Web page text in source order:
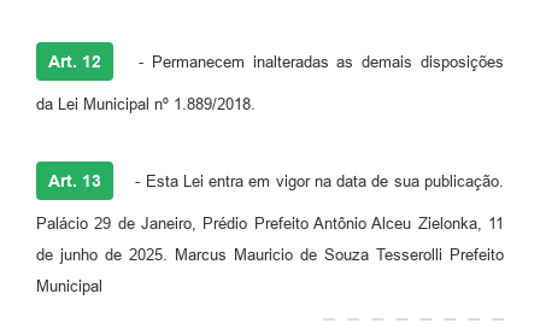
Art. 12 - Permanecem inalteradas as demais disposições
da Lei Municipal nº 1.889/2018.
Art. 13 - Esta Lei entra em vigor na data de sua publicação.
Palácio 29 de Janeiro, Prédio Prefeito Antônio Alceu Zielonka, 11
de junho de 2025. Marcus Mauricio de Souza Tesserolli Prefeito
Municipal